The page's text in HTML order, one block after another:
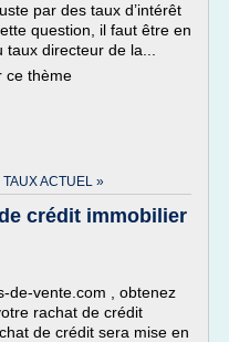
par des taux d’intérêt
question, il faut être en
taux directeur de la...
ce thème
ACTUEL »
crédit immobilier
de-vente.com , obtenez
rachat de crédit
de crédit sera mise en